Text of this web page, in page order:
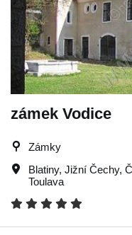
zámek Vodice
Zámky
Blatiny, Jižní Čechy,
Toulava